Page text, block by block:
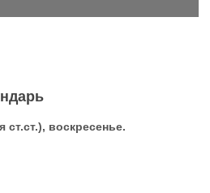
ст.ст.), воскресенье.